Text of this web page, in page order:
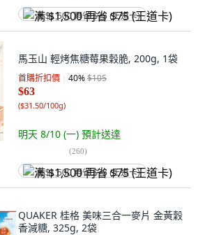
满 $1,500 再省 $75 (王道卡)
馬玉山 輕烤焦糖莓果穀脆, 200g, 1袋
首購折扣價 40%$105
$63
($31.50/100g)
明天 8/10 (一) 預計送達
(260)
满 $1,500 再省 $75 (王道卡)
QUAKER 桂格 美味三合一麥片 金黃穀
香減糖, 325g, 2袋